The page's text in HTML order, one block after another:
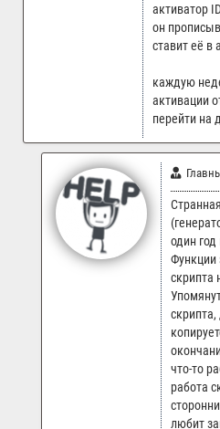
активатор
он
ставит её в
каждую
активации
перейти на
один
Функции
скрипта
что-то
работа
любит